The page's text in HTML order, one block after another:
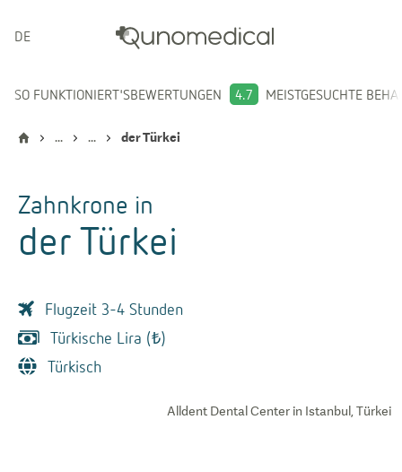
DEUTSCH
SO FUNKTIONIERT'SBEWERTUNGEN 4.7 MEISTGESUCHTE
... ... der Türkei
Zahnkrone in
der Türkei
Flugzeit 3-4 Stunden
Türkische Lira (₺)
Türkisch
Alldent Dental Center in Istanbul, Türkei